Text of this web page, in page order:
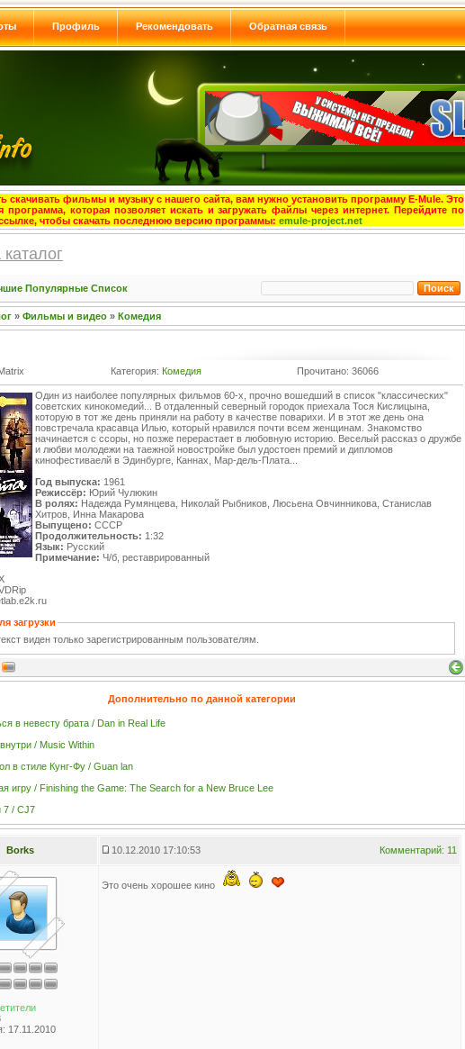
Профиль Рекомендовать Обратная связь
скачивать фильмы и музыку с нашего сайта, вам нужно установить программу E-Mule. Это
программа, которая позволяет искать и загружать файлы через интернет. Перейдите по
чтобы скачать последнюю версию программы: emule-project.net
Популярные Список
» Фильмы и видео » Комедия
Категория: Комедия Прочитано: 36066
Один из наиболее популярных фильмов 60-х, прочно вошедший в список "классических"
советских кинокомедий... В отдаленный северный городок приехала Тося Кислицына,
которую в тот же день приняли на работу в качестве поварихи. И в этот же день она
повстречала красавца Илью, который нравился почти всем женщинам. Знакомство
начинается с ссоры, но позже перерастает в любовную историю. Веселый рассказ о дружбе
и любви молодежи на таежной новостройке был удостоен премий и дипломов
кинофестиваелй в Эдинбурге, Каннах, Мар-дель-Плата...
Год выпуска: 1961
Режиссёр: Юрий Чулюкин
В ролях: Надежда Румянцева, Николай Рыбников, Люсьена Овчинникова, Станислав
Хитров, Инна Макарова
Выпущено: СССР
Продолжительность: 1:32
Язык: Русский
Примечание: Ч/б, реставрированный
загрузки
виден только зарегистрированным пользователям.
Дополнительно по данной категории
в невесту брата / Dan in Real Life
/ Music Within
в стиле Кунг-Фу / Guan lan
игру / Finishing the Game: The Search for a New Bruce Lee
7 / CJ7
Borks 10.12.2010 17:10:53 Комментарий: 11
17.11.2010
Это очень хорошее кино